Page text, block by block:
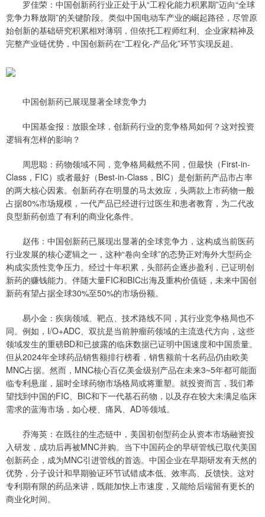
罗佳荣：中国创新药行业正处于从“工程化能力积累期”迈向“全球
竞争力释放期”的关键阶段。类似中国电动车产业的崛起路径，尽管原
始创新的基础研究积累相对薄弱，但依托工程师红利、企业家精神及
完整产业链优势，中国创新药在“工程化-产品化”环节实现反超。
中国创新药已展现显著全球竞争力
中国基金报：放眼全球，创新药行业的竞争格局如何？这对投资
逻辑有怎样的影响？
周思聪：药物领域不同，竞争格局截然不同，但最快（First-in-
Class，FIC）或者最好（Best-in-Class，BIC）是创新药产品市占率
的两大核心因素。创新药存在明显的马太效应，头两款上市药物一般
占据80%市场规模，一代产品已经进行过医生和患者教育，为二代改
良型新药创造了有利的商业化条件。
赵伟：中国创新药已展现出显著的全球竞争力，这构成当前医药
行业发展的核心逻辑之一，这种“卷向全球”的态势正对海外大型药企
构成实质性竞争压力。经过十年积累，头部药企逐步盈利，已证明创
新药的赚钱能力。伴随大量FIC和BIC出海及重构价值链，未来中国创
新药有望占据全球30%至50%的市场份额。
易小金：疾病领域、靶点、技术路线不同，其行业竞争格局也不
同。例如，I/O+ADC、双抗是当前肿瘤药领域的主流迭代方向，这些
领域发生的重磅BD和已披露的临床数据已证明中国速度和中国质量。
但从2024年全球药品销售额排行榜看，销售额前十名药品仍由欧美
MNC占据。然而，MNC核心百亿美金级别产品在未来3~5年都可能面
临专利悬崖，届时全球药物市场格局或将重塑。就投资而言，我们希
望找到中国的FIC、BIC和下一代基石药物，以及存在较大未满足临床
需求的蓝海市场，如心梗、痛风、AD等领域。
乔海英：在既往的生态链中，美国初创型药企从资本市场融资投
入研发，成功后再被MNC并购。当下中国药企的早研管线已取代美国
创新药企，成为MNC引进管线的首选。中国企业在早期研发有天然的
优势，分子设计和早期验证环节试错成本低、效率高、反馈快。这对
专利期有限的药品来讲，既能加快上市速度，又能给后端留有更长的
商业化时间。